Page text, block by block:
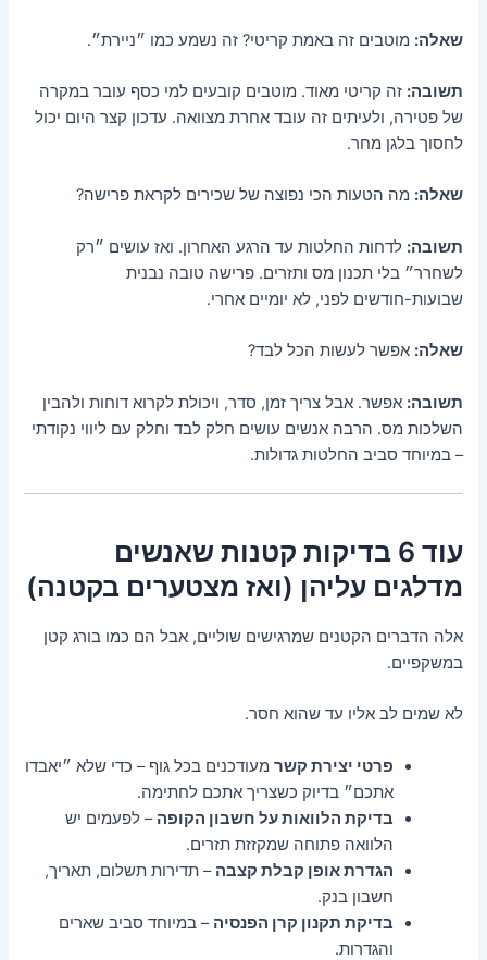
שאלה: מוטבים זה באמת קריטי? זה נשמע כמו ״ניירת״.
תשובה: זה קריטי מאוד. מוטבים קובעים למי כסף עובר במקרה
של פטירה, ולעיתים זה עובד אחרת מצוואה. עדכון קצר היום יכול
לחסוך בלגן מחר.
שאלה: מה הטעות הכי נפוצה של שכירים לקראת פרישה?
תשובה: לדחות החלטות עד הרגע האחרון. ואז עושים ״רק
לשחרר״ בלי תכנון מס ותזרים. פרישה טובה נבנית
שבועות-חודשים לפני, לא יומיים אחרי.
שאלה: אפשר לעשות הכל לבד?
תשובה: אפשר. אבל צריך זמן, סדר, ויכולת לקרוא דוחות ולהבין
השלכות מס. הרבה אנשים עושים חלק לבד וחלק עם ליווי נקודתי
– במיוחד סביב החלטות גדולות.
עוד 6 בדיקות קטנות שאנשים
מדלגים עליהן (ואז מצטערים בקטנה)
אלה הדברים הקטנים שמרגישים שוליים, אבל הם כמו בורג קטן
במשקפיים.
לא שמים לב אליו עד שהוא חסר.
פרטי יצירת קשר מעודכנים בכל גוף – כדי שלא ״יאבדו
אתכם״ בדיוק כשצריך אתכם לחתימה.
בדיקת הלוואות על חשבון הקופה – לפעמים יש
הלוואה פתוחה שמקזזת תזרים.
הגדרת אופן קבלת קצבה – תדירות תשלום, תאריך,
חשבון בנק.
בדיקת תקנון קרן הפנסיה – במיוחד סביב שארים
והגדרות.